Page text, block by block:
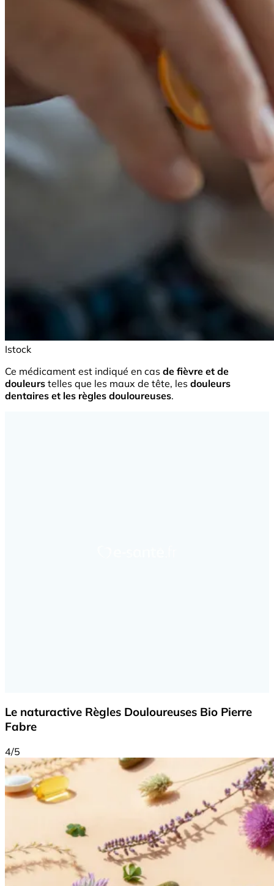
Istock
Ce médicament est indiqué en cas de fièvre et de
douleurs telles que les maux de tête, les douleurs
dentaires et les règles douloureuses.
Le naturactive Règles Douloureuses Bio Pierre
Fabre
4/5